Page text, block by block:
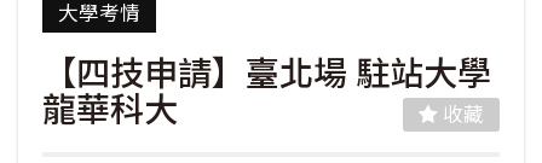
大學考情
【四技申請】臺北場 駐站大學
龍華科大
收藏